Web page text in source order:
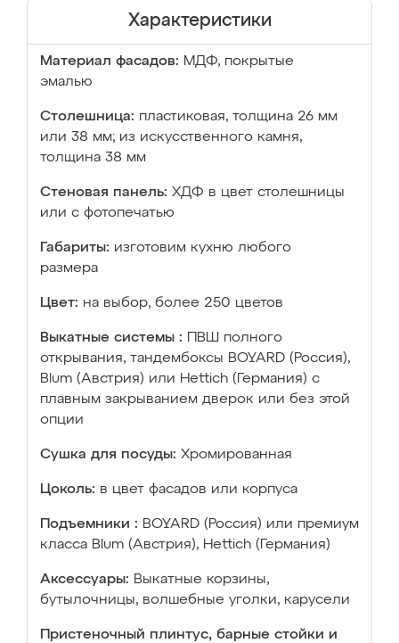
Характеристики
Материал фасадов: МДФ, покрытые
эмалью
Столешница: пластиковая, толщина 26 мм
или 38 мм; из искусственного камня,
толщина 38 мм
Стеновая панель: ХДФ в цвет столешницы
или с фотопечатью
Габариты: изготовим кухню любого
размера
Цвет: на выбор, более 250 цветов
Выкатные системы :
ПВШ полного
открывания, тандембоксы BOYARD (Россия),
Blum (Австрия) или Hettich (Германия) с
плавным закрыванием дверок или без этой
опции
Сушка для посуды: Хромированная
Цоколь: в цвет фасадов или корпуса
Подъемники : BOYARD (Россия) или премиум
класса Blum (Австрия), Hettich (Германия)
Аксессуары: Выкатные корзины,
бутылочницы, волшебные уголки, карусели
Пристеночный плинтус, барные стойки и